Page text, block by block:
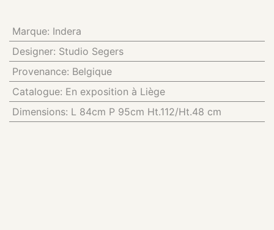
Marque: Indera
Designer: Studio Segers
Provenance: Belgique
Catalogue: En exposition à Liège
Dimensions: L 84cm P 95cm Ht.112/Ht.48 cm